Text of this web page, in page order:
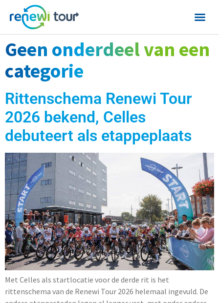
Geen onderdeel van een
categorie
Rittenschema Renewi Tour
2026 bekend, Celles
debuteert als etappeplaats
Met Celles als startlocatie voor de derde rit is het
rittenschema van de Renewi Tour 2026 helemaal ingevuld. De